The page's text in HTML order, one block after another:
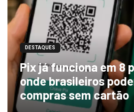
DESTAQUES
Pix já funciona em 8
onde brasileiros
compras sem cartão